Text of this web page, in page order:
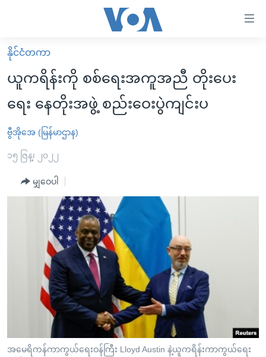
လွယ်ကူ
စေ
Link
များ
ပင်မ
စာမျက်နှာ
ကြည့်
မူလစာမျက်နှာ
မြန်မာ
ကမ္ဘာ့သတင်းများ
နိုင်ငံတကာ
အမေရိကန်
အစ္စရေး-ပါလက်စတိုင်း
ဗွီဒီယို
သတင်းလွတ်လပ်ခွင့်
အင်္ဂလိပ်စာလေ့လာမယ်
အမေရိကန်သုံးအီဒီယံ
မကြေးမုံရဲ့ အင်္ဂလိပ်စာ
ရုပ်ရှင်ထဲက အင်္ဂလိပ်စာ
သုတပဒေသာ အင်္ဂလိပ်စာ
အပတ်စဉ်ကဏ္ဍများ
ရေဒီယိုနှင့်ရုပ်သံ အချက်အလက်များ
ရေဒီယို/တီဗွီအစီအစဉ်
Learning English
ဗွီအိုအေ လူမှုကွန်ယက်များ
နိုင်ငံတကာ
ယူကရိန်းကို စစ်ရေးအကူအညီ တိုးပေး
ရေး နေတိုးအဖွဲ့ စည်းဝေးပွဲကျင်းပ
ဗွီအိုအေ (မြန်မာဌာန)
၁၅ ဇြန္၊ ၂၀၂၂
မျှဝေပါ
အမေရိကန်ကာကွယ်ရေးဝန်ကြီး Lloyd Austin နဲ့ယူကရိန်းကာကွယ်ရေး